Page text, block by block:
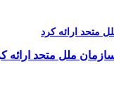
ملل متحد ارائه